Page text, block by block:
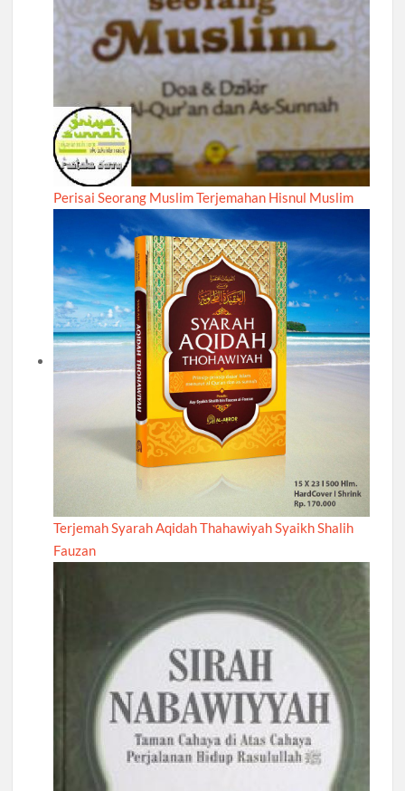
Perisai Seorang Muslim Terjemahan Hisnul Muslim
Terjemah Syarah Aqidah Thahawiyah Syaikh Shalih
Fauzan